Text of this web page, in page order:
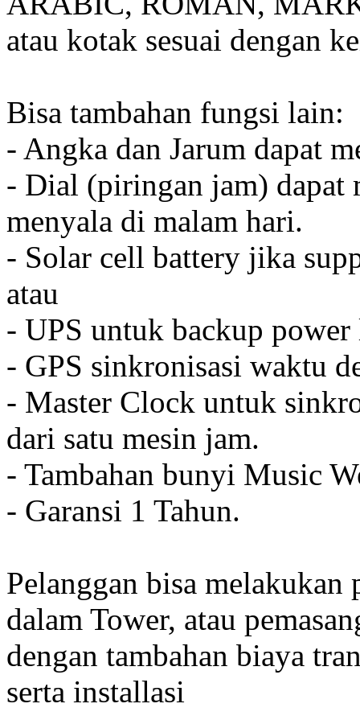
atau kotak sesuai dengan
Bisa tambahan fungsi lain:
- Angka dan Jarum dapat
- Dial (piringan jam) dapat
menyala di malam hari.
- Solar cell battery jika
atau
- UPS untuk backup
- GPS sinkronisasi waktu
- Master Clock untuk
dari satu mesin jam.
- Tambahan bunyi Music
- Garansi 1 Tahun.
Pelanggan bisa melakukan
dalam Tower, atau
dengan tambahan biaya
serta installasi